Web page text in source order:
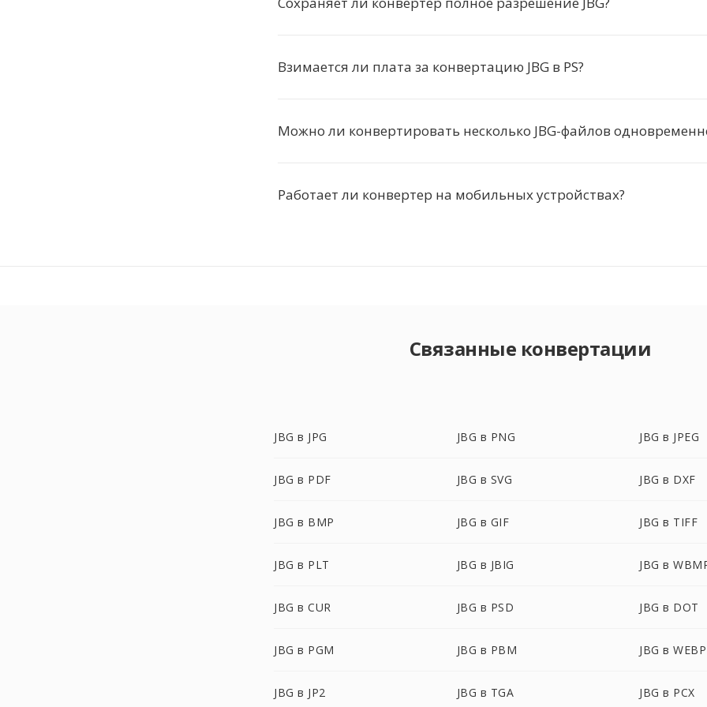
Взимается ли плата за конвертацию JBG в PS?
Можно ли конвертировать несколько JBG-файлов
Работает ли конвертер на мобильных устройствах?
Связанные конвертации
JBG в JPG JBG в PNG JBG в JPEG
JBG в PDF JBG в SVG JBG в DXF
JBG в BMP JBG в GIF JBG в TIFF
JBG в PLT JBG в JBIG JBG в
JBG в CUR JBG в PSD JBG в DOT
JBG в PGM JBG в PBM JBG в WEBP
JBG в JP2 JBG в TGA JBG в PCX